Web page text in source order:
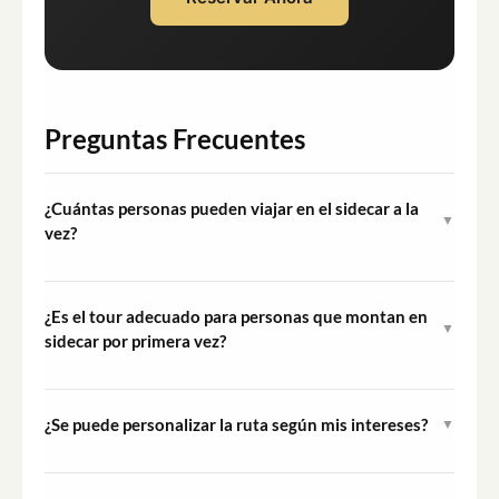
Preguntas Frecuentes
¿Cuántas personas pueden viajar en el sidecar a la
vez?
▼
la motocicleta.
¿Es el tour adecuado para personas que montan en
sidecar por primera vez?
▼
salida y el ritmo se mantiene relajado en todo momento.
¿Se puede personalizar la ruta según mis intereses? ▼